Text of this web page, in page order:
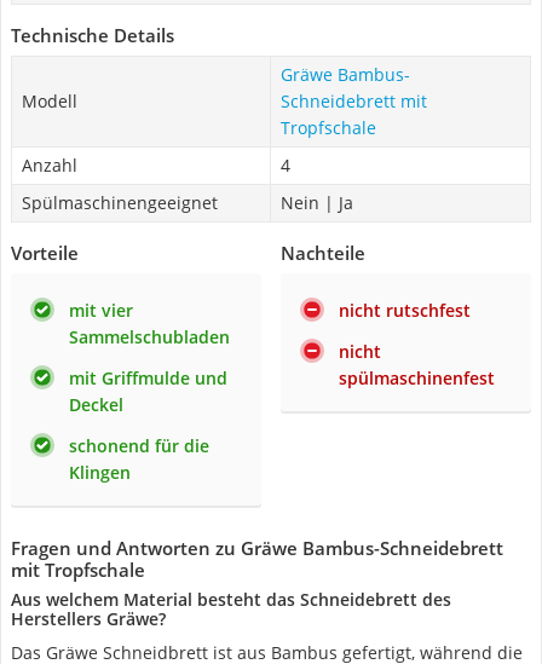
Technische Details
Modell
Gräwe Bambus-
Schneidebrett mit
Tropfschale
Anzahl
4
Spülmaschinengeeignet
Nein | Ja
Vorteile
mit vier
Sammelschubladen
mit Griffmulde und
Deckel
schonend für die
Klingen
Nachteile
nicht rutschfest
nicht
spülmaschinenfest
Fragen und Antworten zu Gräwe Bambus-Schneidebrett
mit Tropfschale
Aus welchem Material besteht das Schneidebrett des
Herstellers Gräwe?
Das Gräwe Schneidbrett ist aus Bambus gefertigt, während die